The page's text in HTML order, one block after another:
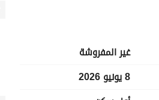
غير المفروشة
8 يونيو 2026